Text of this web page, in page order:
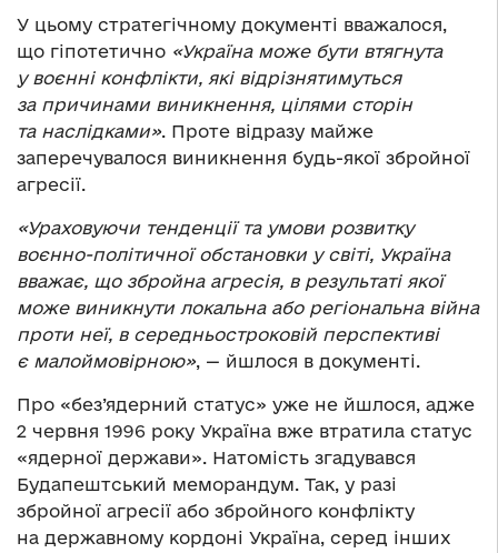
У цьому стратегічному документі вважалося,
що гіпотетично «Україна може бути втягнута
у воєнні конфлікти, які відрізнятимуться
за причинами виникнення, цілями сторін
та наслідками». Проте відразу майже
заперечувалося виникнення будь-якої збройної
агресії.
«Ураховуючи тенденції та умови розвитку
воєнно-політичної обстановки у світі, Україна
вважає, що збройна агресія, в результаті якої
може виникнути локальна або регіональна війна
проти неї, в середньостроковій перспективі
є малоймовірною», — йшлося в документі.
Про «без’ядерний статус» уже не йшлося, адже
2 червня 1996 року Україна вже втратила статус
«ядерної держави». Натомість згадувався
Будапештський меморандум. Так, у разі
збройної агресії або збройного конфлікту
на державному кордоні Україна, серед інших